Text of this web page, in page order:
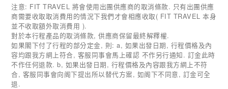
注意: FIT TRAVEL 將會使用出團供應商的取消條款. 只有出團供應
商需要收取取消費用的情況下我們才會相應收取( FIT TRAVEL 本身
並不收取額外取消費用 ).
對於本行程產品的取消條款, 供應商保留最終解釋權.
如果閣下付了行程的部分定金, 則: a, 如果出發日期, 行程價格及內
容均跟我方網上符合, 客服同事會馬上確認 不作另行通知. 訂金此時
不作任何退款. b, 如果出發日期, 行程價格及內容跟我方網上不符
合, 客服同事會向阁下提出所以替代方案, 如阁下不同意, 訂金可全
退.